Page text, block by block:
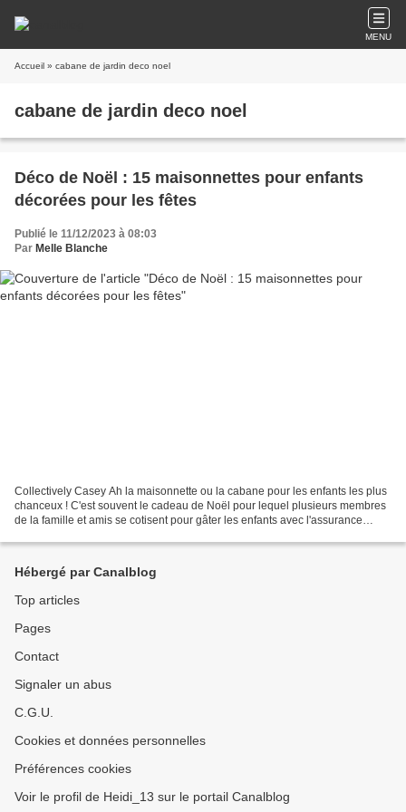
MENU
Accueil » cabane de jardin deco noel
cabane de jardin deco noel
Déco de Noël : 15 maisonnettes pour enfants
décorées pour les fêtes
Publié le 11/12/2023 à 08:03
Par Melle Blanche
Collectively Casey Ah la maisonnette ou la cabane pour les enfants les plus
chanceux ! C'est souvent le cadeau de Noël pour lequel plusieurs membres
de la famille et amis se cotisent pour gâter les enfants avec l'assurance
Hébergé par Canalblog
Top articles
Pages
Contact
Signaler un abus
C.G.U.
Cookies et données personnelles
Préférences cookies
Voir le profil de Heidi_13 sur le portail Canalblog